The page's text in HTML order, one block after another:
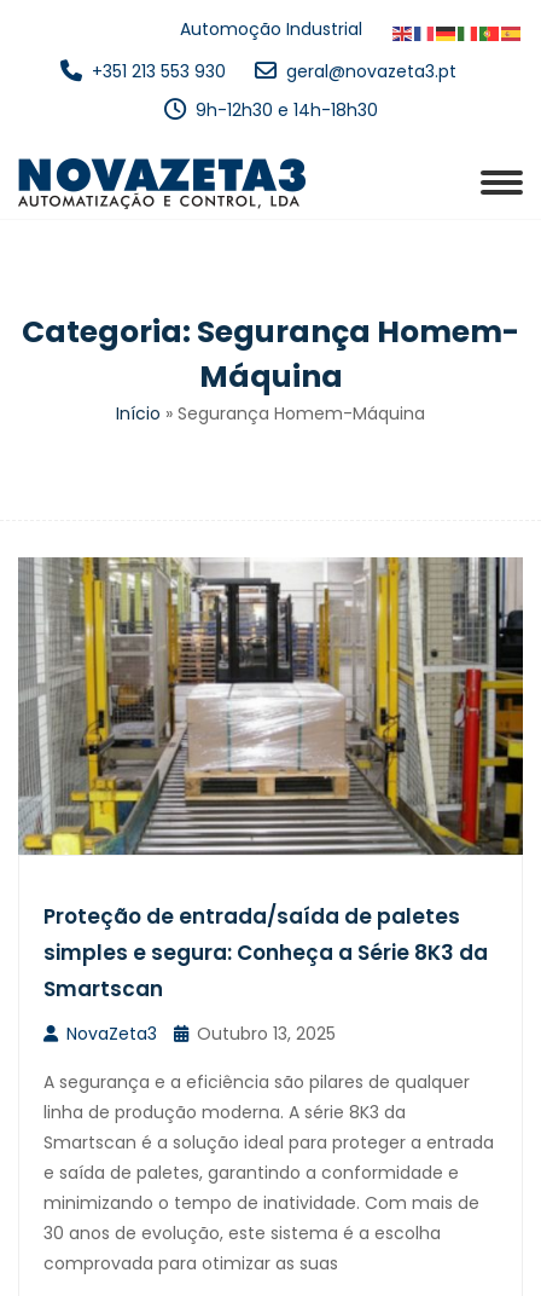
Automoção Industrial
+351 213 553 930
geral@novazeta3.pt
9h-12h30 e 14h-18h30
Categoria: Segurança Homem-
Máquina
Início » Segurança Homem-Máquina
Proteção de entrada/saída de paletes
simples e segura: Conheça a Série 8K3 da
Smartscan
NovaZeta3
Outubro 13, 2025
A segurança e a eficiência são pilares de qualquer
linha de produção moderna. A série 8K3 da
Smartscan é a solução ideal para proteger a entrada
e saída de paletes, garantindo a conformidade e
minimizando o tempo de inatividade. Com mais de
30 anos de evolução, este sistema é a escolha
comprovada para otimizar as suas